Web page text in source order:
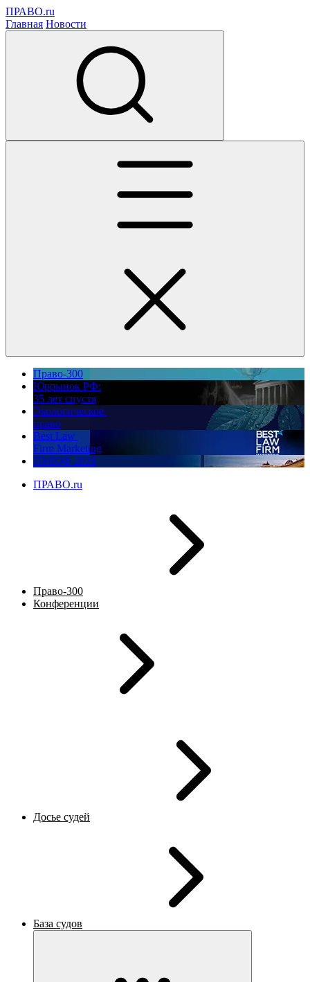
ПРАВО.ru
Главная Новости
Право-300
Юррынок РФ:
35 лет спустя
Экологическое
право
Best Law
Firm Marketing
ПМЮФ 2026
ПРАВО.ru
Право-300
Конференции
Досье судей
База судов